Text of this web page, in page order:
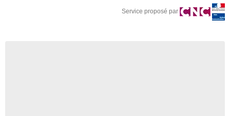
Service proposé par